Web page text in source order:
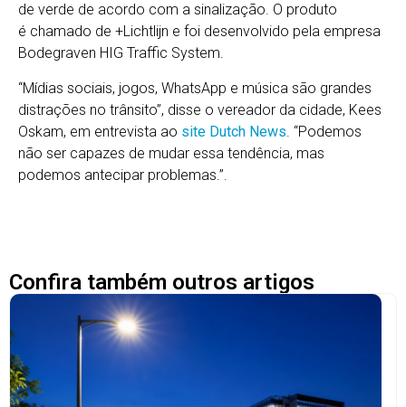
de verde de acordo com a sinalização. O produto
é chamado de +Lichtlijn e foi desenvolvido pela empresa
Bodegraven HIG Traffic System.
“Mídias sociais, jogos, WhatsApp e música são grandes
distrações no trânsito”, disse o vereador da cidade, Kees
Oskam, em entrevista ao site Dutch News. “Podemos
não ser capazes de mudar essa tendência, mas
podemos antecipar problemas.”.
Confira também outros artigos